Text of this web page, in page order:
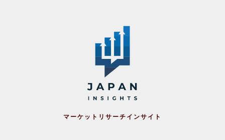
マーケットリサーチインサイト